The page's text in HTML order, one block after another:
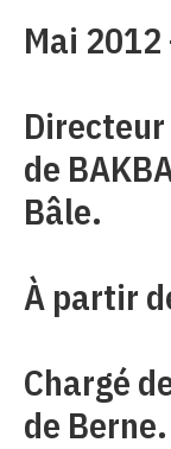
Mai
de
Bâle.
À partir
Chargé
de Berne.